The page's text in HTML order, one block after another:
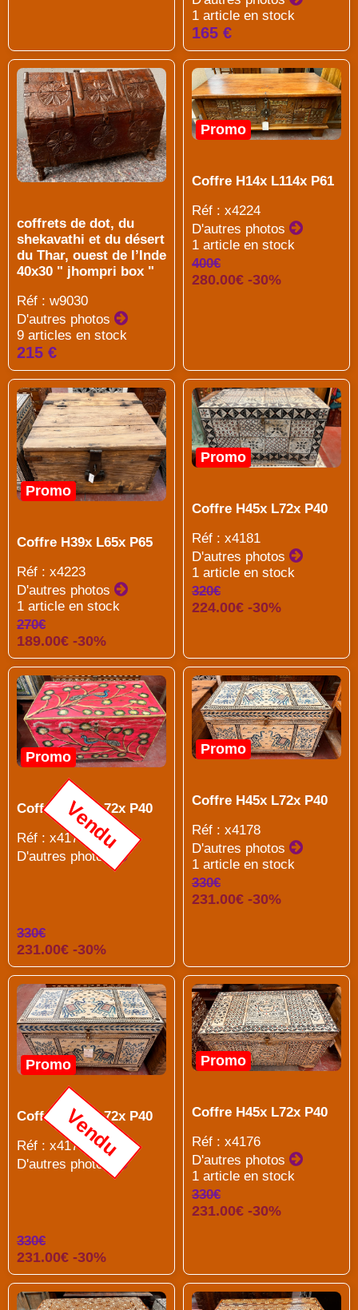
1 article en stock
165 €
coffrets de dot, du
shekavathi et du désert
du Thar, ouest de l’Inde
40x30 " jhompri box "
Réf : w9030
D'autres photos
9 articles en stock
215 €
Promo
Coffre H14x L114x P61
Réf : x4224
D'autres photos
1 article en stock
400€
280.00€ -30%
Promo
Coffre H39x L65x P65
Réf : x4223
D'autres photos
1 article en stock
270€
189.00€ -30%
Promo
Coffre H45x L72x P40
Réf : x4181
D'autres photos
1 article en stock
320€
224.00€ -30%
Promo
Coffre H45x L72x P40
Réf : x4179
D'autres photos
Vendu
330€
231.00€ -30%
Promo
Coffre H45x L72x P40
Réf : x4178
D'autres photos
1 article en stock
330€
231.00€ -30%
Promo
Coffre H45x L72x P40
Réf : x4177
D'autres photos
Vendu
330€
231.00€ -30%
Promo
Coffre H45x L72x P40
Réf : x4176
D'autres photos
1 article en stock
330€
231.00€ -30%